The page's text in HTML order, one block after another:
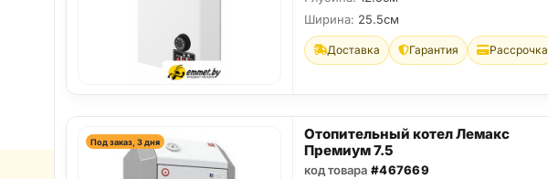
Ширина: 25.5см
Доставка Гарантия Рассрочка
Под заказ, 3 дня
Отопительный котел Лемакс
Премиум 7.5
код товара #467669